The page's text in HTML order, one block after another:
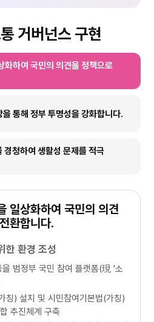
거버넌스 구현
화하여 국민의 의견을 정책으로
통해 정부 투명성을 강화합니다.
경청하여 생활성 문제를 적극
일상화하여 국민의 의견
환합니다.
한 환경 조성
범정부 국민 참여 플랫폼(現 '소
칭) 설치 및 시민참여기본법(가칭)
추진체계 구축